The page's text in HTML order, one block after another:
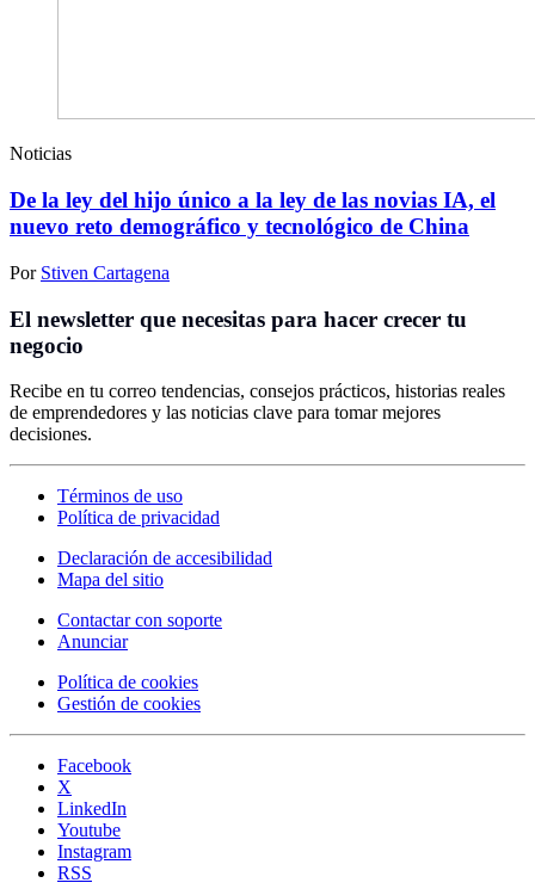
Noticias
De la ley del hijo único a la ley de las novias IA, el
nuevo reto demográfico y tecnológico de China
Por Stiven Cartagena
El newsletter que necesitas para hacer crecer tu
negocio
Recibe en tu correo tendencias, consejos prácticos, historias reales
de emprendedores y las noticias clave para tomar mejores
decisiones.
Términos de uso
Política de privacidad
Declaración de accesibilidad
Mapa del sitio
Contactar con soporte
Anunciar
Política de cookies
Gestión de cookies
Facebook
X
LinkedIn
Youtube
Instagram
RSS